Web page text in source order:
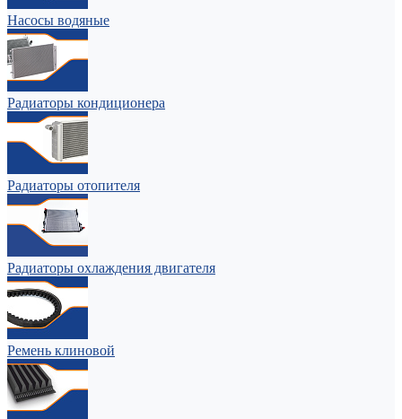
Насосы водяные
Радиаторы кондиционера
Радиаторы отопителя
Радиаторы охлаждения двигателя
Ремень клиновой